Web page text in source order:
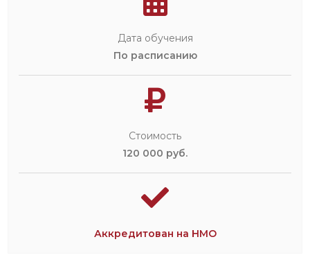
Дата обучения
По расписанию
Стоимость
120 000 руб.
Аккредитован на НМО